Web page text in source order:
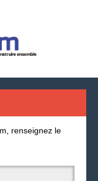
renseignez le